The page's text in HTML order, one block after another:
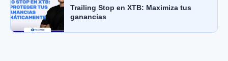
Trailing Stop en XTB: Maximiza tus
ganancias